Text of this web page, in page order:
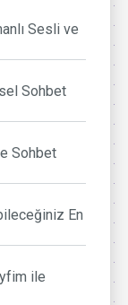
Sesli ve
Sohbet
Sohbet
En
ile